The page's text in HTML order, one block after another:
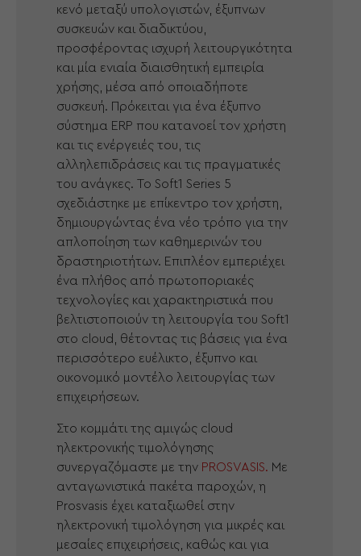
κενό μεταξύ υπολογιστών, έξυπνων
συσκευών και διαδικτύου,
προσφέροντας ισχυρή λειτουργικότητα
και μία ενιαία διαισθητική εμπειρία
χρήσης, μέσα από οποιαδήποτε
συσκευή. Πρόκειται για ένα έξυπνο
σύστημα ERP που κατανοεί τον χρήστη
και τις ενέργειές του, τις
αλληλεπιδράσεις και τις πραγματικές
του ανάγκες. Το Soft1 Series 5
σχεδιάστηκε με επίκεντρο τον χρήστη,
δημιουργώντας ένα νέο τρόπο για την
απλοποίηση των καθημερινών του
δραστηριοτήτων. Επιπλέον εμπεριέχει
ένα πλήθος από πρωτοποριακές
τεχνολογίες και χαρακτηριστικά που
βελτιστοποιούν τη λειτουργία του Soft1
στο cloud, θέτοντας τις βάσεις για ένα
περισσότερο ευέλικτο, έξυπνο και
οικονομικό μοντέλο λειτουργίας των
επιχειρήσεων.
Στο κομμάτι της αμιγώς cloud
ηλεκτρονικής τιμολόγησης
συνεργαζόμαστε με την PROSVASIS. Με
ανταγωνιστικά πακέτα παροχών, η
Prosvasis έχει καταξιωθεί στην
ηλεκτρονική τιμολόγηση για μικρές και
μεσαίες επιχειρήσεις, καθώς και για